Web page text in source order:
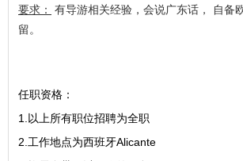
要求：
有导游相关经验，会说广东话， 自备
留。
任职资格：
1.以上所有职位招聘为全职
2.工作地点为西班牙Alicante